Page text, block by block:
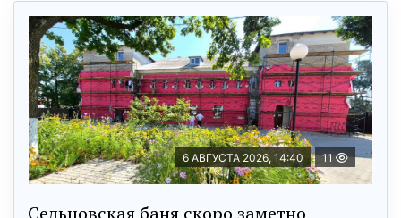
6 АВГУСТА 2026, 14:40 11
Сельцовская баня скоро заметно